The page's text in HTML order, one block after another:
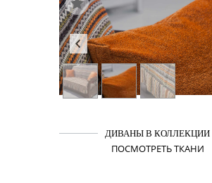
ДИВАНЫ В КОЛЛЕКЦИИ
ПОСМОТРЕТЬ ТКАНИ